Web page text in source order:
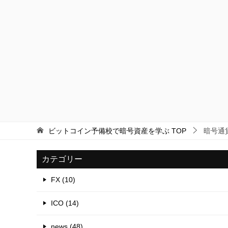
ビットコイン予備校で暗号資産を学ぶ TOP 暗号通
カテゴリー
FX (10)
ICO (14)